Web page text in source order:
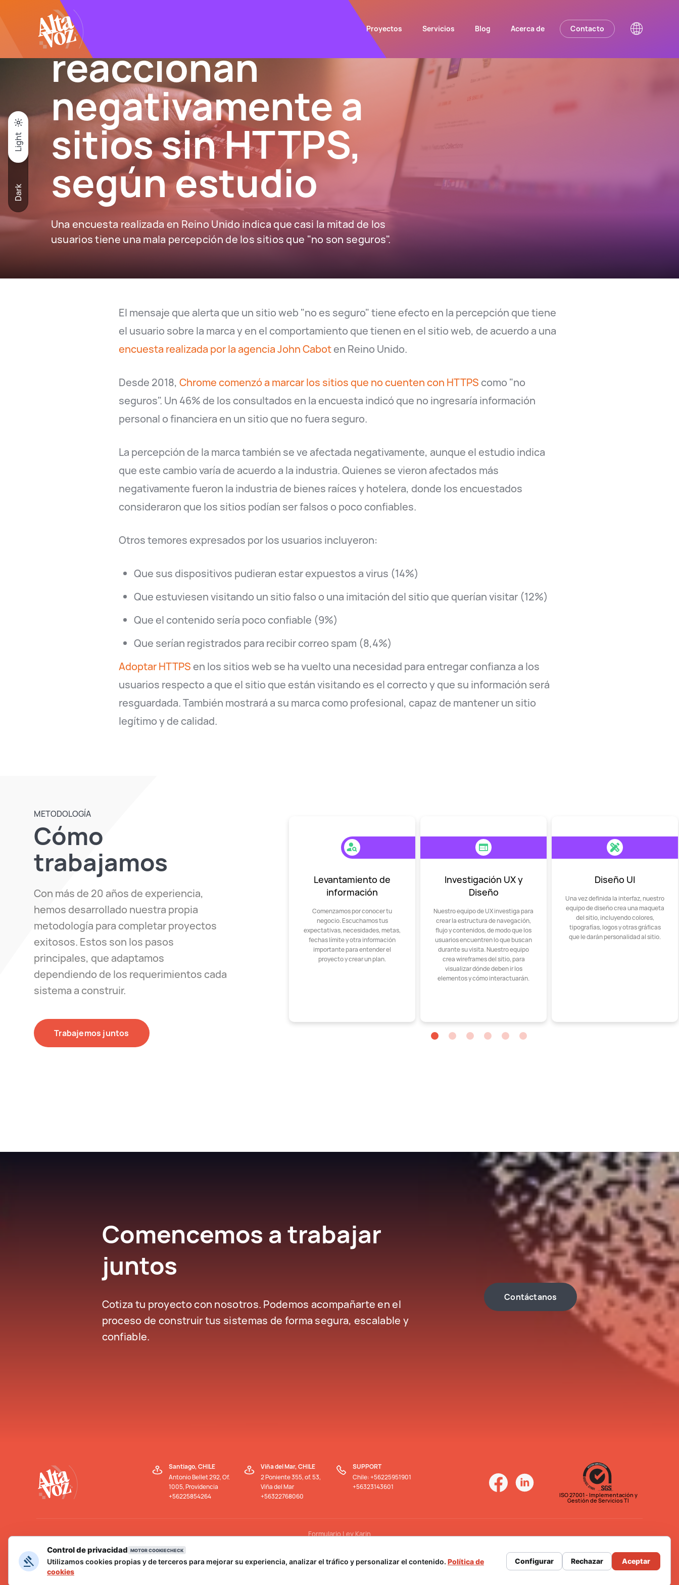
Click acá para ir directamente al contenido
Proyectos Servicios Blog Acerca de Contacto
Dark
Light
Usuarios
reaccionan
negativamente a
sitios sin HTTPS,
según estudio
Una encuesta realizada en Reino Unido indica que casi la mitad de los
usuarios tiene una mala percepción de los sitios que "no son seguros".
El mensaje que alerta que un sitio web "no es seguro" tiene efecto en la percepción que tiene
el usuario sobre la marca y en el comportamiento que tienen en el sitio web, de acuerdo a una
encuesta realizada por la agencia John Caboten Reino Unido.
Desde 2018,Chrome comenzó a marcar los sitios que no cuenten con HTTPS como "no
seguros". Un 46% de los consultados en la encuesta indicó que no ingresaría información
personal o financiera en un sitio que no fuera seguro.
La percepción de la marca también se ve afectada negativamente, aunque el estudio indica
que este cambio varía de acuerdo a la industria. Quienes se vieron afectados más
negativamente fueron la industria de bienes raíces y hotelera, donde los encuestados
consideraron que los sitios podían ser falsos o poco confiables.
Otros temores expresados por los usuarios incluyeron:
Que sus dispositivos pudieran estar expuestos a virus (14%)
Que estuviesen visitando un sitio falso o una imitación del sitio que querían visitar (12%)
Que el contenido sería poco confiable (9%)
Que serían registrados para recibir correo spam (8,4%)
Adoptar HTTPS en los sitios web se ha vuelto una necesidad para entregar confianza a los
usuarios respecto a que el sitio que están visitando es el correcto y que su información será
resguardada. También mostrará a su marca como profesional, capaz de mantener un sitio
legítimo y de calidad.
METODOLOGÍA
Cómo
trabajamos
Con más de 20 años de experiencia,
hemos desarrollado nuestra propia
metodología para completar proyectos
exitosos. Estos son los pasos
principales, que adaptamos
dependiendo de los requerimientos cada
sistema a construir.
Trabajemos juntos
Levantamiento de
información
Comenzamos por conocer tu
negocio. Escuchamos tus
expectativas, necesidades, metas,
fechas límite y otra información
importante para entender el
proyecto y crear un plan.
Investigación UX y
Diseño
Nuestro equipo de UX investiga para
crear la estructura de navegación,
flujo y contenidos, de modo que los
usuarios encuentren lo que buscan
durante su visita. Nuestro equipo
crea wireframes del sitio, para
visualizar dónde deben ir los
elementos y cómo interactuarán.
Diseño UI
Una vez definida la interfaz, nuestro
equipo de diseño crea una maqueta
del sitio, incluyendo colores,
tipografías, logos y otras gráficas
que le darán personalidad al sitio.
Comencemos a trabajar
juntos
Cotiza tu proyecto con nosotros. Podemos acompañarte en el
proceso de construir tus sistemas de forma segura, escalable y
confiable.
Contáctanos
Santiago, CHILE
Antonio Bellet 292, Of.
1005, Providencia
+56225854264
Viña del Mar, CHILE
2 Poniente 355, of. 53,
Viña del Mar
+56322768060
SUPPORT
Chile: +56225951901
+56323143601
ISO 27001 - Implementación y
Gestión de Servicios TI
Formulario Ley Karin
Control de privacidad MOTOR COOKIECHECK
Utilizamos cookies propias y de terceros para mejorar su experiencia, analizar el tráfico y personalizar el contenido. Política de
cookies
Configurar Rechazar Aceptar